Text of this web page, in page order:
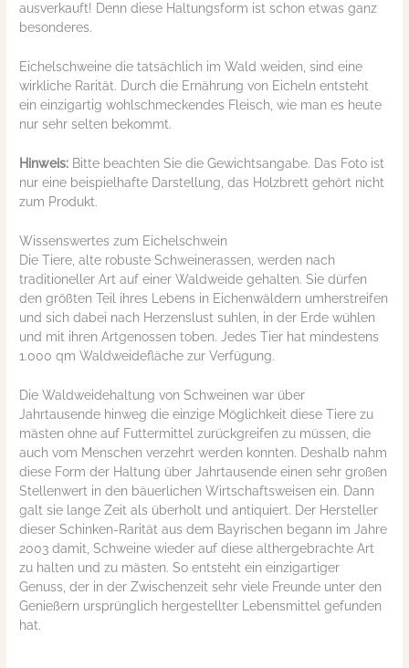
ausverkauft! Denn diese Haltungsform ist schon etwas ganz
besonderes.
Eichelschweine die tatsächlich im Wald weiden, sind eine
wirkliche Rarität. Durch die Ernährung von Eicheln entsteht
ein einzigartig wohlschmeckendes Fleisch, wie man es heute
nur sehr selten bekommt.
Hinweis: Bitte beachten Sie die Gewichtsangabe. Das Foto ist
nur eine beispielhafte Darstellung, das Holzbrett gehört nicht
zum Produkt.
Wissenswertes zum Eichelschwein
Die Tiere, alte robuste Schweinerassen, werden nach
traditioneller Art auf einer Waldweide gehalten. Sie dürfen
den größten Teil ihres Lebens in Eichenwäldern umherstreifen
und sich dabei nach Herzenslust suhlen, in der Erde wühlen
und mit ihren Artgenossen toben. Jedes Tier hat mindestens
1.000 qm Waldweidefläche zur Verfügung.
Die Waldweidehaltung von Schweinen war über
Jahrtausende hinweg die einzige Möglichkeit diese Tiere zu
mästen ohne auf Futtermittel zurückgreifen zu müssen, die
auch vom Menschen verzehrt werden konnten. Deshalb nahm
diese Form der Haltung über Jahrtausende einen sehr großen
Stellenwert in den bäuerlichen Wirtschaftsweisen ein. Dann
galt sie lange Zeit als überholt und antiquiert. Der Hersteller
dieser Schinken-Rarität aus dem Bayrischen begann im Jahre
2003 damit, Schweine wieder auf diese althergebrachte Art
zu halten und zu mästen. So entsteht ein einzigartiger
Genuss, der in der Zwischenzeit sehr viele Freunde unter den
Genießern ursprünglich hergestellter Lebensmittel gefunden
hat.